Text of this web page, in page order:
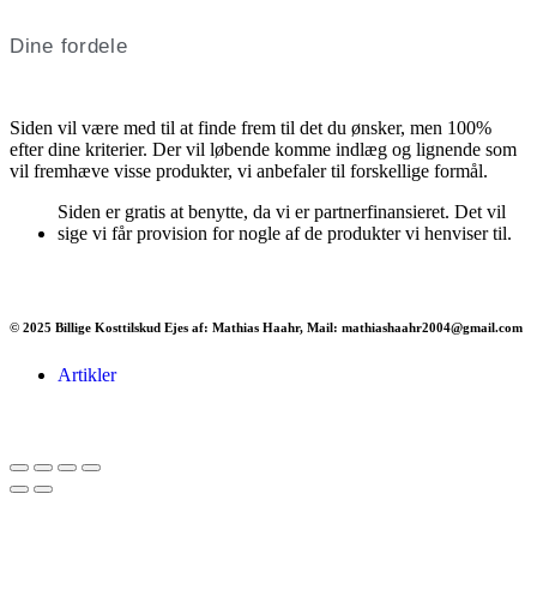
Dine fordele
Siden vil være med til at finde frem til det du ønsker, men 100%
efter dine kriterier. Der vil løbende komme indlæg og lignende som
vil fremhæve visse produkter, vi anbefaler til forskellige formål.
Siden er gratis at benytte, da vi er partnerfinansieret. Det vil
sige vi får provision for nogle af de produkter vi henviser til.
© 2025 Billige Kosttilskud Ejes af: Mathias Haahr, Mail: mathiashaahr2004@gmail.com
Artikler